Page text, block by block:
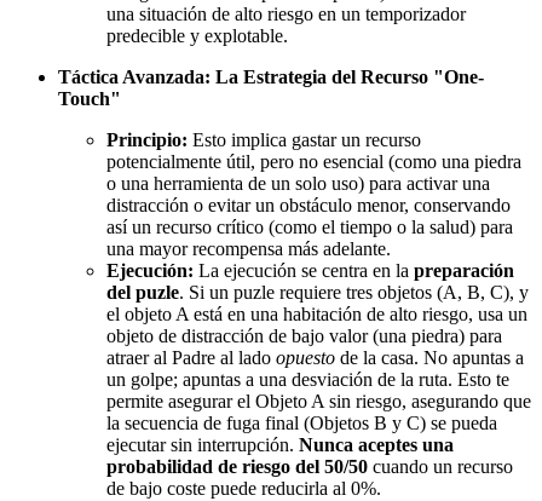
una situación de alto riesgo en un temporizador
predecible y explotable.
Táctica Avanzada: La Estrategia del Recurso "One-
Touch"
Principio: Esto implica gastar un recurso
potencialmente útil, pero no esencial (como una piedra
o una herramienta de un solo uso) para activar una
distracción o evitar un obstáculo menor, conservando
así un recurso crítico (como el tiempo o la salud) para
una mayor recompensa más adelante.
Ejecución: La ejecución se centra en la preparación
del puzle. Si un puzle requiere tres objetos (A, B, C), y
el objeto A está en una habitación de alto riesgo, usa un
objeto de distracción de bajo valor (una piedra) para
atraer al Padre al lado opuesto de la casa. No apuntas a
un golpe; apuntas a una desviación de la ruta. Esto te
permite asegurar el Objeto A sin riesgo, asegurando que
la secuencia de fuga final (Objetos B y C) se pueda
ejecutar sin interrupción. Nunca aceptes una
probabilidad de riesgo del 50/50 cuando un recurso
de bajo coste puede reducirla al 0%.